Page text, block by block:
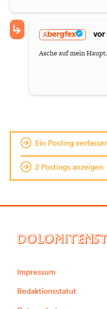
bergfex vor
Asche auf mein
Ein Posting
2 Postings anzeigen
Impressum
Redaktionsstatut